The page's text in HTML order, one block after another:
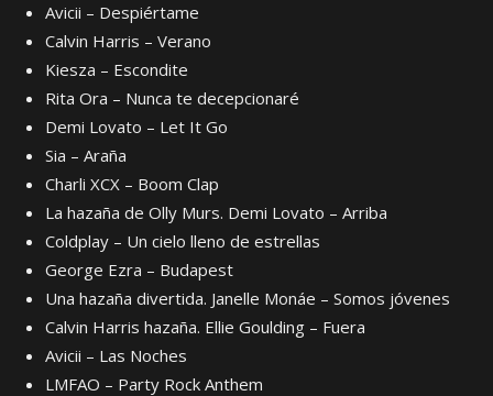
Avicii – Despiértame
Calvin Harris – Verano
Kiesza – Escondite
Rita Ora – Nunca te decepcionaré
Demi Lovato – Let It Go
Sia – Araña
Charli XCX – Boom Clap
La hazaña de Olly Murs. Demi Lovato – Arriba
Coldplay – Un cielo lleno de estrellas
George Ezra – Budapest
Una hazaña divertida. Janelle Monáe – Somos jóvenes
Calvin Harris hazaña. Ellie Goulding – Fuera
Avicii – Las Noches
LMFAO – Party Rock Anthem